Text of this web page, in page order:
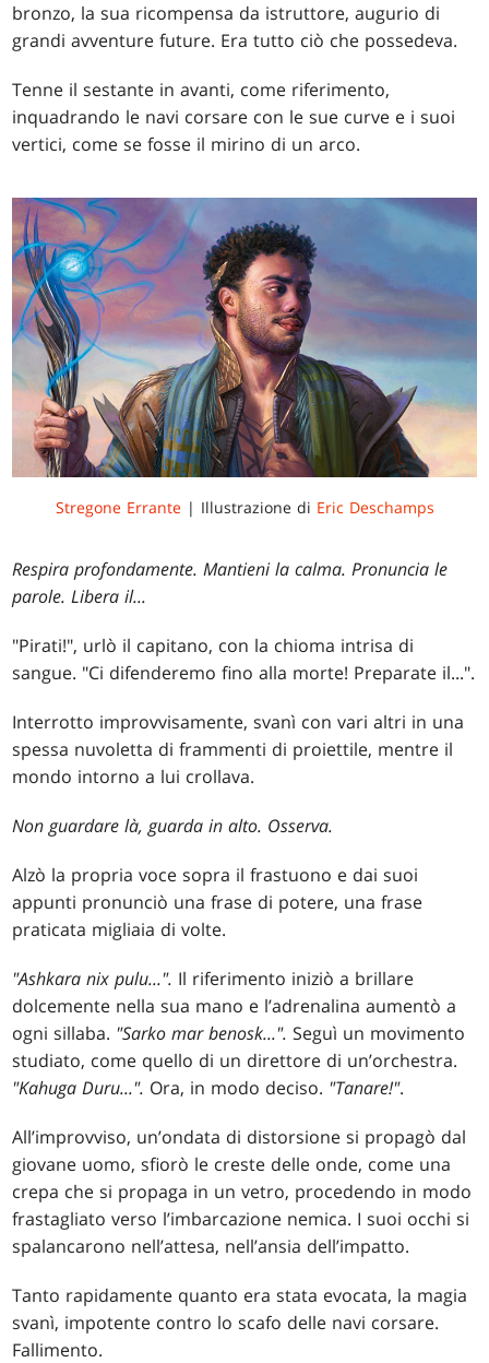
bronzo, la sua ricompensa da istruttore, augurio di
grandi avventure future. Era tutto ciò che possedeva.
Tenne il sestante in avanti, come riferimento,
inquadrando le navi corsare con le sue curve e i suoi
vertici, come se fosse il mirino di un arco.
Stregone Errante | Illustrazione di Eric Deschamps
Respira profondamente. Mantieni la calma. Pronuncia le
parole. Libera il...
"Pirati!", urlò il capitano, con la chioma intrisa di
sangue. "Ci difenderemo fino alla morte! Preparate il...".
Interrotto improvvisamente, svanì con vari altri in una
spessa nuvoletta di frammenti di proiettile, mentre il
mondo intorno a lui crollava.
Non guardare là, guarda in alto. Osserva.
Alzò la propria voce sopra il frastuono e dai suoi
appunti pronunciò una frase di potere, una frase
praticata migliaia di volte.
"Ashkara nix pulu...". Il riferimento iniziò a brillare
dolcemente nella sua mano e l’adrenalina aumentò a
ogni sillaba. "Sarko mar benosk...".Seguì un movimento
studiato, come quello di un direttore di un’orchestra.
"Kahuga Duru...". Ora, in modo deciso. "Tanare!".
All’improvviso, un’ondata di distorsione si propagò dal
giovane uomo, sfiorò le creste delle onde, come una
crepa che si propaga in un vetro, procedendo in modo
frastagliato verso l’imbarcazione nemica. I suoi occhi si
spalancarono nell’attesa, nell’ansia dell’impatto.
Tanto rapidamente quanto era stata evocata, la magia
svanì, impotente contro lo scafo delle navi corsare.
Fallimento.